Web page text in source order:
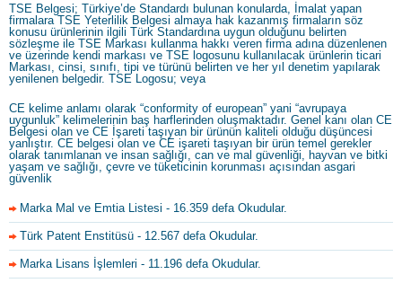
TSE Belgesi; Türkiye’de Standardı bulunan konularda, İmalat yapan
firmalara TSE Yeterlilik Belgesi almaya hak kazanmış firmaların söz
konusu ürünlerinin ilgili Türk Standardına uygun olduğunu belirten
sözleşme ile TSE Markası kullanma hakkı veren firma adına düzenlenen
ve üzerinde kendi markası ve TSE logosunu kullanılacak ürünlerin ticari
Markası, cinsi, sınıfı, tipi ve türünü belirten ve her yıl denetim yapılarak
yenilenen belgedir. TSE Logosu; veya
CE kelime anlamı olarak “conformity of european” yani “avrupaya
uygunluk” kelimelerinin baş harflerinden oluşmaktadır. Genel kanı olan CE
Belgesi olan ve CE İşareti taşıyan bir ürünün kaliteli olduğu düşüncesi
yanlıştır. CE belgesi olan ve CE işareti taşıyan bir ürün temel gerekler
olarak tanımlanan ve insan sağlığı, can ve mal güvenliği, hayvan ve bitki
yaşam ve sağlığı, çevre ve tüketicinin korunması açısından asgari
güvenlik
Marka Mal ve Emtia Listesi - 16.359 defa Okudular.
Türk Patent Enstitüsü - 12.567 defa Okudular.
Marka Lisans İşlemleri - 11.196 defa Okudular.